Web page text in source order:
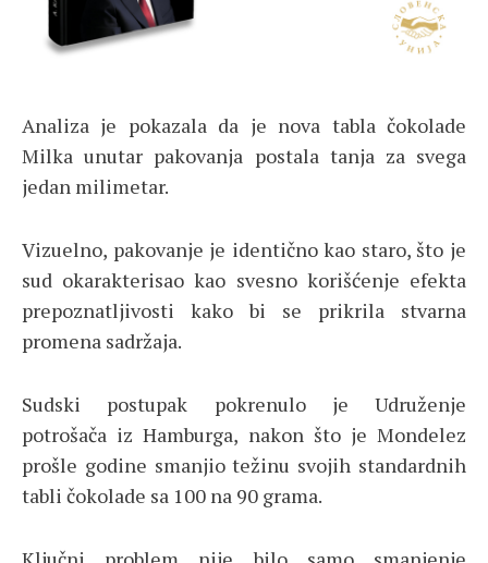
Analiza je pokazala da je nova tabla čokolade
Milka unutar pakovanja postala tanja za svega
jedan milimetar.
Vizuelno, pakovanje je identično kao staro, što je
sud okarakterisao kao svesno korišćenje efekta
prepoznatljivosti kako bi se prikrila stvarna
promena sadržaja.
Sudski postupak pokrenulo je Udruženje
potrošača iz Hamburga, nakon što je Mondelez
prošle godine smanjio težinu svojih standardnih
tabli čokolade sa 100 na 90 grama.